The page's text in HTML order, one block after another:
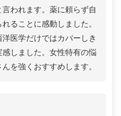
われます。薬に頼らず自
ることに感動しました。
医学だけではカバーしき
しました。女性特有の悩
を強くおすすめします。